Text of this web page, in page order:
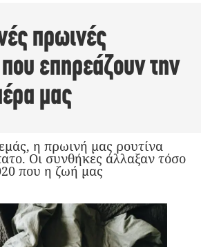
πρωινές
επηρεάζουν την
μας
η πρωινή μας ρουτίνα
Οι συνθήκες άλλαξαν τόσο
που η ζωή μας